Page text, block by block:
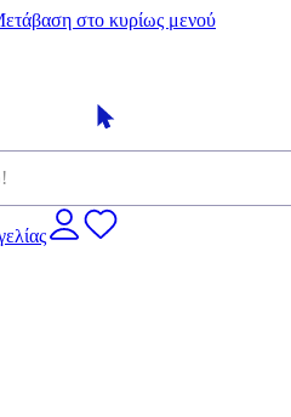
στο κυρίως μενού